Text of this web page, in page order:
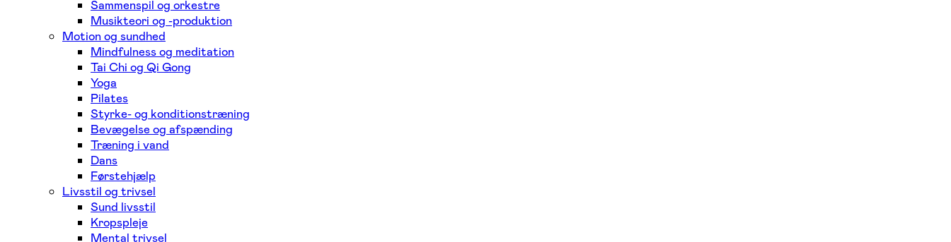
Sammenspil og orkestre
Musikteori og -produktion
Motion og sundhed
Mindfulness og meditation
Tai Chi og Qi Gong
Yoga
Pilates
Styrke- og konditionstræning
Bevægelse og afspænding
Træning i vand
Dans
Førstehjælp
Livsstil og trivsel
Sund livsstil
Kropspleje
Mental trivsel